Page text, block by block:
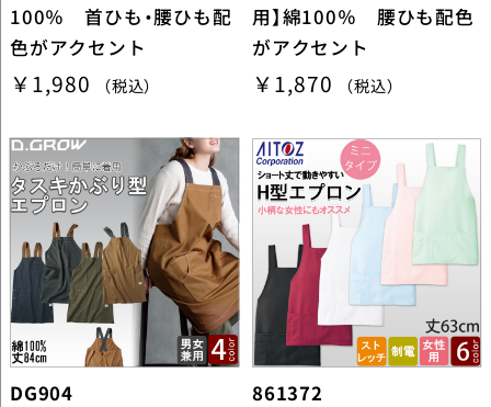
100％ 首ひも・腰ひも配
色がアクセント
￥1,980 （税込）
用】綿100％ 腰ひも配色
がアクセント
￥1,870 （税込）
DG904 861372